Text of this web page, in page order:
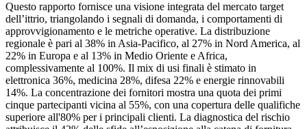
Questo rapporto fornisce una visione integrata del mercato target
dell’ittrio, triangolando i segnali di domanda, i comportamenti di
approvvigionamento e le metriche operative. La distribuzione
regionale è pari al 38% in Asia-Pacifico, al 27% in Nord America, al
22% in Europa e al 13% in Medio Oriente e Africa,
complessivamente al 100%. Il mix di usi finali è stimato in
elettronica 36%, medicina 28%, difesa 22% e energie rinnovabili
14%. La concentrazione dei fornitori mostra una quota dei primi
cinque partecipanti vicina al 55%, con una copertura delle qualifiche
superiore all'80% per i principali clienti. La diagnostica del rischio